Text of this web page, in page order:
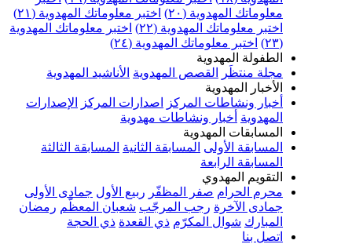
معلوماتك المهدوية (٢٠)
اختبر معلوماتك المهدوية (٢١)
اختبر معلوماتك المهدوية (٢٢)
اختبر معلوماتك المهدوية
(٢٣)
اختبر معلوماتك المهدوية (٢٤)
الطفولة المهدوية
مجلة منتظَر
القصص المهدوية الأناشيد المهدوية
الأخبار المهدوية
أخبار ونشاطات المركز
اصدارات المركز
الإصدارات
المهدوية أخبار ونشاطات مهدوية
المسابقات المهدوية
المسابقة الأولى المسابقة الثانية المسابقة الثالثة
المسابقة الرابعة
التقويم المهدوي
محرم الحرام صفر المظفّر ربيع الأول جمادى الأولى
جمادى الآخرة رجب المرجّب شعبان المعظّم رمضان
المبارك شوال المكرّم ذي القعدة ذي الحجة
اتصل بنا